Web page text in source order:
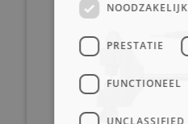
NOODZAKELIJK
PRESTATIE
FUNCTIONEEL
UNCLASSIFIED